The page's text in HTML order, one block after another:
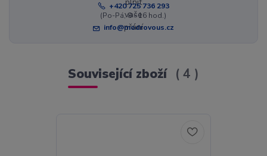
+420 725 736 293
(Po-Pá, 8 - 16 hod.)
info@modrovous.cz
Související zboží 4